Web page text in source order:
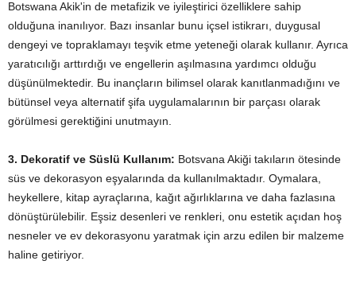
Botswana Akik'in de metafizik ve iyileştirici özelliklere sahip
olduğuna inanılıyor. Bazı insanlar bunu içsel istikrarı, duygusal
dengeyi ve topraklamayı teşvik etme yeteneği olarak kullanır. Ayrıca
yaratıcılığı arttırdığı ve engellerin aşılmasına yardımcı olduğu
düşünülmektedir. Bu inançların bilimsel olarak kanıtlanmadığını ve
bütünsel veya alternatif şifa uygulamalarının bir parçası olarak
görülmesi gerektiğini unutmayın.
3. Dekoratif ve Süslü Kullanım: Botsvana Akiği takıların ötesinde
süs ve dekorasyon eşyalarında da kullanılmaktadır. Oymalara,
heykellere, kitap ayraçlarına, kağıt ağırlıklarına ve daha fazlasına
dönüştürülebilir. Eşsiz desenleri ve renkleri, onu estetik açıdan hoş
nesneler ve ev dekorasyonu yaratmak için arzu edilen bir malzeme
haline getiriyor.